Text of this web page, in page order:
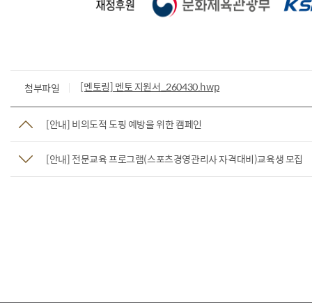
첨부파일 [멘토링] 멘토 지원서_260430.hwp
[안내] 비의도적 도핑 예방을 위한 캠페인
[안내] 전문교육 프로그램(스포츠경영관리사 자격대비)교육생 모집